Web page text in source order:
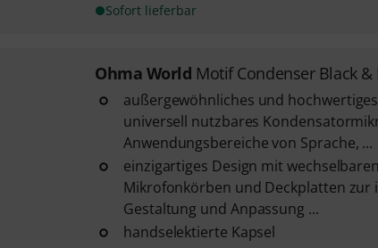
Sofort lieferbar
Ohma World Motif Condenser Black &
außergewöhnliches und
universell nutzbares
Anwendungsbereiche von Sprache, ...
einzigartiges Design mit wechselbaren
Mikrofonkörben und Deckplatten zur
Gestaltung und Anpassung ...
handselektierte Kapsel